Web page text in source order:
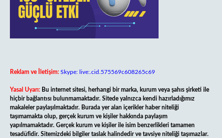
Reklam ve İletişim: Skype: live:.cid.575569c608265c69
Yasal Uyarı: Bu internet sitesi, herhangi bir marka, kurum veya şahıs şirketi ile
hiçbir bağlantısı bulunmamaktadır. Sitede yalnızca kendi hazırladığımız
makaleler paylaşılmaktadır. Burada yer alan içerikler haber niteliği
taşımamakta olup, gerçek kurum ve kişiler hakkında paylaşım
yapılmamaktadır. Gerçek kurum ve kişiler ile isim benzerlikleri tamamen
tesadüfidir. Sitemizdeki bilgiler taslak halindedir ve tavsiye niteliği taşımazlar.